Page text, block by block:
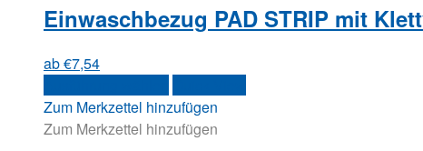
werden
auf.
Die
können
auf
der
Einwaschbezug PAD STRIP mit
ab€7,54
Produkt
weist
Zum Merkzettel hinzufügen
Zum Merkzettel hinzufügen